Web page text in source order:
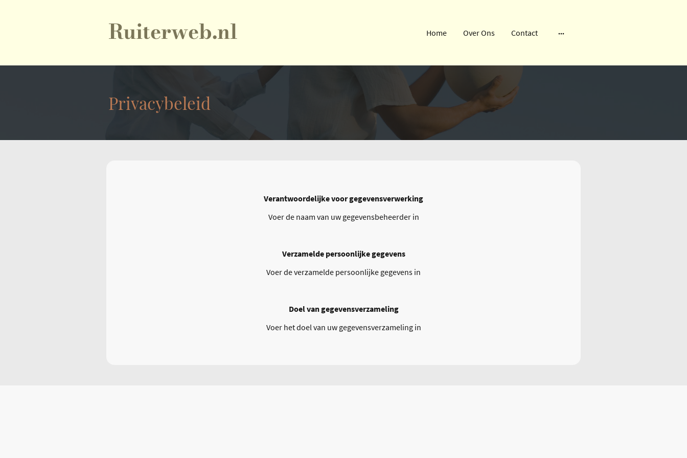
Ruiterweb.nl Home Over Ons Contact
Privacybeleid
Verantwoordelijke voor gegevensverwerking
Voer de naam van uw gegevensbeheerder in
Verzamelde persoonlijke gegevens
Voer de verzamelde persoonlijke gegevens in
Doel van gegevensverzameling
Voer het doel van uw gegevensverzameling in